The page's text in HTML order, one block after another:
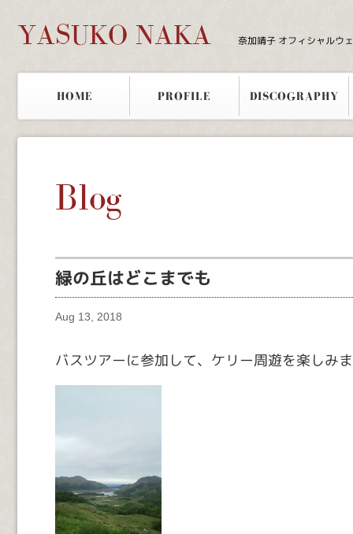
YASUKO NAKA 奈加靖子 オフィシャルウ
HOME PROFILE DISCOGRAPHY
Blog
緑の丘はどこまでも
Aug 13, 2018
バスツアーに参加して、ケリー周遊を楽しみ